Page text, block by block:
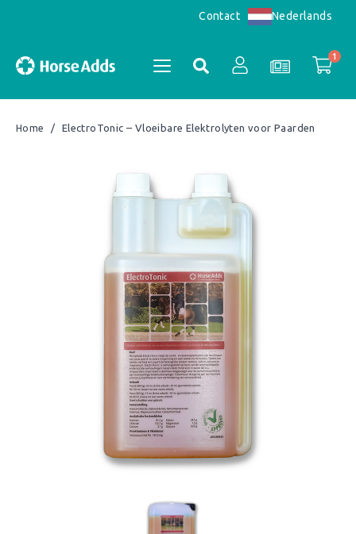
Contact Nederlands
Bestellingen
Registreren
1
Valeriaan 500 gram
Bekijk winkelwagen
Afrekenen
Home / ElectroTonic – Vloeibare Elektrolyten voor Paarden